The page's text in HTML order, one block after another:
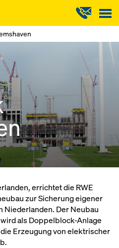
errichtet die RWE
zur Sicherung eigener
Niederlanden. Der Neubau
als Doppelblock-Anlage
Erzeugung von elektrischer